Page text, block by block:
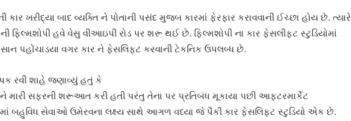
કાર ખરીદ્યા બાદ વ્યક્તિ ને પોતાની પસંદ મુજબ કારમાં ફેરફાર કરાવવાની ઈચ્છા હોય છે. ત્યારે
ફિલ્મશોપી હવે વેસુ વીઆઇપી રોડ પર શરૂ થઈ છે. ફિલ્મશોપી ના કાર ફેસલીફ્ટ સ્ટુડિયોમાં
પહોંચાડયા વગર કાર ને ફેસલિફ્ટ કરવાની ટેકનિક ઉપલબ્ધ છે.
રવી શાહે જણાવ્યું હતું કે
મારી સફરની શરૂઆત કરી હતી પરંતુ તેના પર પ્રતિબંધ મૂકાયા પછી આફ્ટરમાર્કેટ
બહુવિધ સેવાઓ ઉમેરવના લક્ષ્ય સાથે આગળ વધ્યા જે પૈકી કાર ફેસલિફ્ટ સ્ટુડિયો એક છે.